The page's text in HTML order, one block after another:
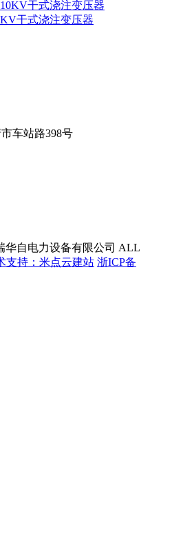
干式浇注变压器
车站路398号
华自电力设备有限公司 ALL
支持：米点云建站 浙ICP备